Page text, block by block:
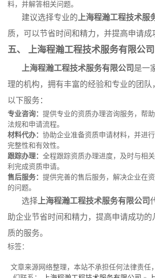
料，并解答相关问题。
建议选择专业的 上海程瀚工程技术服
质，可以节省时间和精力，并提高申请成
五、 上海程瀚工程技术服务有限公
上海程瀚工程技术服务有限公司 是一
理的机构，拥有丰富的经验和专业的团队
以下服务：
专业咨询： 提供专业的资质办理咨询服务，帮
法规和申请流程。
材料代办： 协助企业准备资质申请材料，并进
完整性和有效性。
跟踪办理： 全程跟踪资质办理进度，及时与相
利完成资质申请。
售后服务： 提供完善的售后服务，解决企业在
的问题。
选择 上海程瀚工程技术服务有限公司
助企业节省时间和精力，提高申请成功
质的服务。
标签：
文章来源网络整理，本站不承担任何法律责任